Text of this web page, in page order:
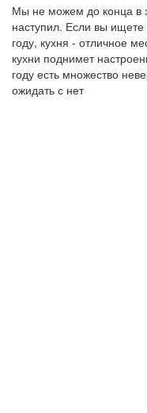
Мы не можем до конца в
наступил. Если вы
году, кухня - отличное
кухни поднимет
году есть множество
ожидать с нет